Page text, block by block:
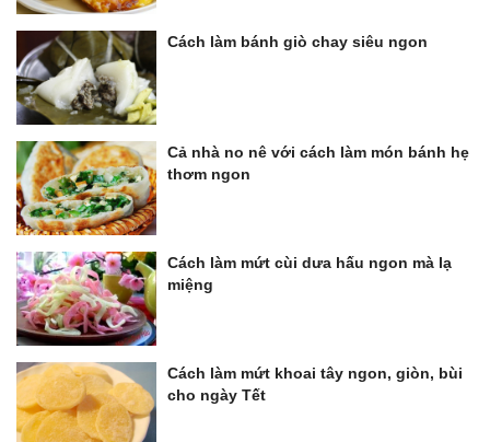
Cách làm bánh giò chay siêu ngon
Cả nhà no nê với cách làm món bánh hẹ
thơm ngon
Cách làm mứt cùi dưa hấu ngon mà lạ
miệng
Cách làm mứt khoai tây ngon, giòn, bùi
cho ngày Tết